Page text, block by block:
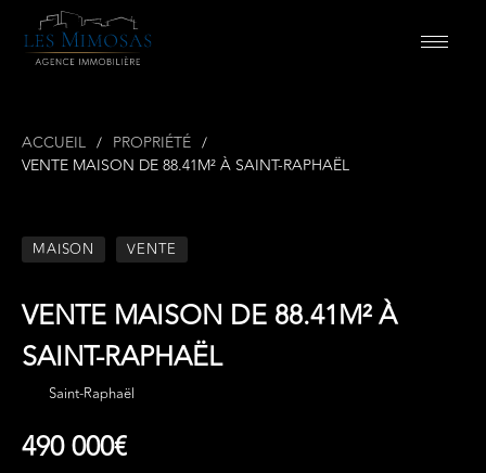
ACCUEIL
PROPRIÉTÉ
VENTE MAISON DE 88.41M² À SAINT-RAPHAËL
MAISON VENTE
VENTE MAISON DE 88.41M² À
SAINT-RAPHAËL
Saint-Raphaël
490 000€